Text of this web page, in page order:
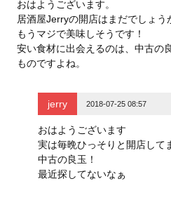
ウ
で
開
き
ま
す
)
い
新
し
い
ウ
ィ
ン
ド
開
ま
)
ウ
で
開
き
ま
す
)
おはようございます。
居酒屋Jerryの開店はまだでしょう
もうマジで美味しそうです！
安い食材に出会えるのは、中古の
ものですよね。
jerry 2018-07-25 08:57
おはようございます
実は毎晩ひっそりと開店して
中古の良玉！
最近探してないなぁ